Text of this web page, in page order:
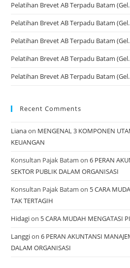
Pelatihan Brevet AB Terpadu Batam
Pelatihan Brevet AB Terpadu Batam
Pelatihan Brevet AB Terpadu Batam
Pelatihan Brevet AB Terpadu Batam
Pelatihan Brevet AB Terpadu Batam
Recent Comments
Lianaon MENGENAL 3 KOMPONEN
KEUANGAN
Konsultan Pajak Batam on6 PERAN
SEKTOR PUBLIK DALAM ORGANISASI
Konsultan Pajak Batam on 5 CARA
TAK TERTAGIH
Hidagion 5 CARA MUDAH MENGATASI
Langgion6 PERAN AKUNTANSI
DALAM ORGANISASI